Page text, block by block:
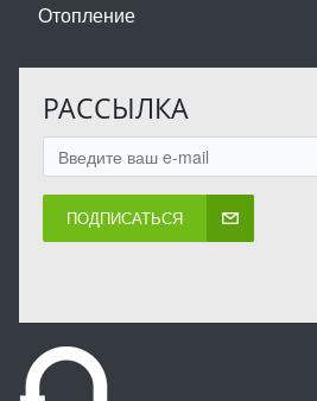
Отопление
РАССЫЛКА
ПОДПИСАТЬСЯ